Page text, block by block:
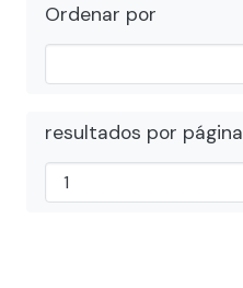
Ordenar por
resultados por página